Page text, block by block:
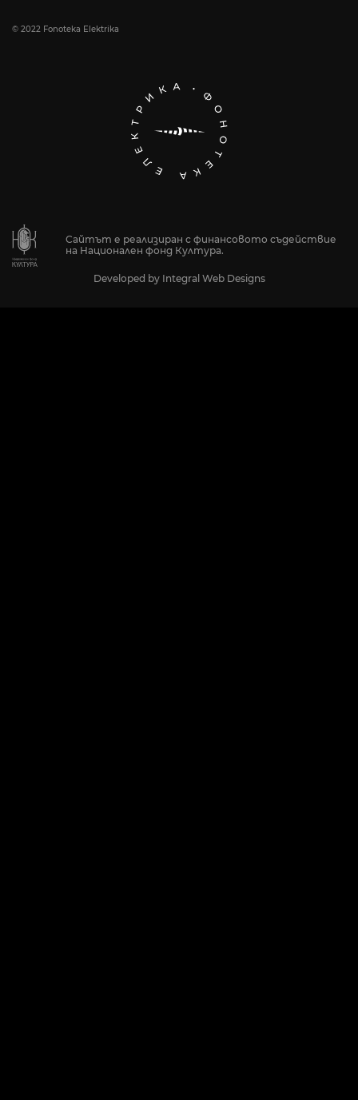
© 2022 Fonoteka Elektrika
Сайтът е реализиран с финансовото съдействие
на Национален фонд Култура.
Developed by Integral Web Designs